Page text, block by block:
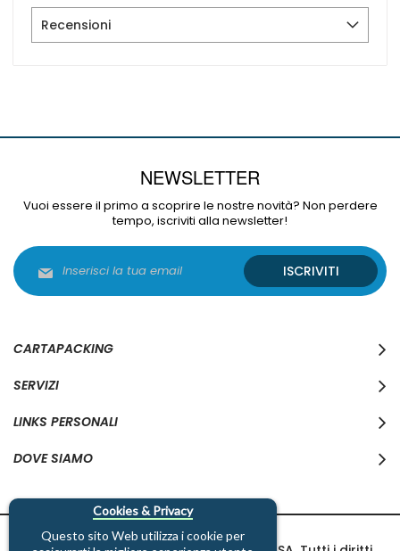
Cookies & Privacy
Questo sito Web utilizza i cookie per
Recensioni
NEWSLETTER
Vuoi essere il primo a scoprire le nostre novità? Non perdere
tempo, iscriviti alla newsletter!
alla
nostra
ISCRIVITI
CARTAPACKING
SERVIZI
LINKS PERSONALI
DOVE SIAMO